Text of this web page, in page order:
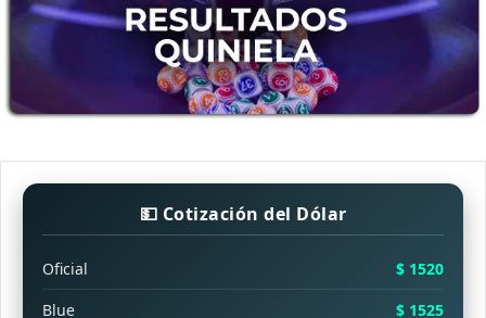
💵 Cotización del Dólar
Oficial
$ 1520
Blue
$ 1525